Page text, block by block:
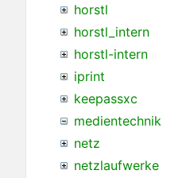
horstl
horstl_intern
horstl-intern
iprint
keepassxc
medientechnik
netz
netzlaufwerke